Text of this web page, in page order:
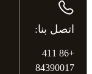
اتصل بنا:
+86 411
84390017